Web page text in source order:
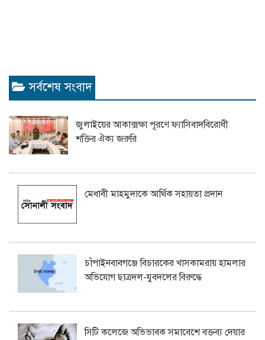
সর্বশেষ সংবাদ
জুলাইয়ের আকাক্সক্ষা পূরণে ফ্যাসিবাদবিরোধী
শক্তির ঐক্য জরুরি
মেধাবী মাহমুদাকে আর্থিক সহায়তা প্রদান
চাঁপাইনবাবগঞ্জে বিচারকের খাসকামরায় হামলার
অভিযোগ ছাত্রদল-যুবদলের বিরুদ্ধে
সিটি কলেজে অভিভাবক সমাবেশে বক্তব্য দেয়ার